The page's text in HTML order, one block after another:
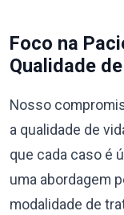
Foco na
Qualidade
Nosso
a qualidade de
que cada caso é
uma abordagem
modalidade de